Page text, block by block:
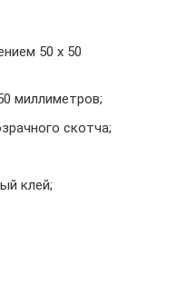
50 х 50
миллиметров;
скотча;
клей;